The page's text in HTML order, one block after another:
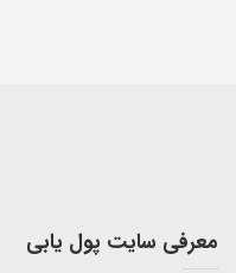
معرفی سایت پول یابی